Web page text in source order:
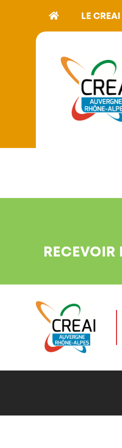
LE CREAI
RECEVOIR